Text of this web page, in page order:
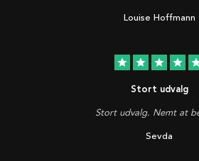
Louise Hoffmann
star star star star
Stort udvalg
Stort udvalg. Nemt at
Sevda